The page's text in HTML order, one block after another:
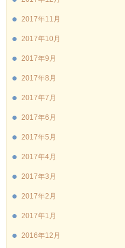
2017年11月
2017年10月
2017年9月
2017年8月
2017年7月
2017年6月
2017年5月
2017年4月
2017年3月
2017年2月
2017年1月
2016年12月